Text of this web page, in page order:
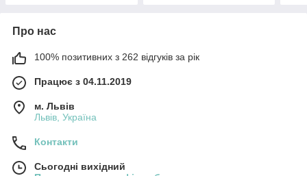
Про нас
100% позитивних з 262 відгуків за рік
Працює з 04.11.2019
м. Львів
Львів, Україна
Контакти
Сьогодні вихідний